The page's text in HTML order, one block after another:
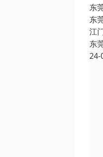
东
东
江
东
24-